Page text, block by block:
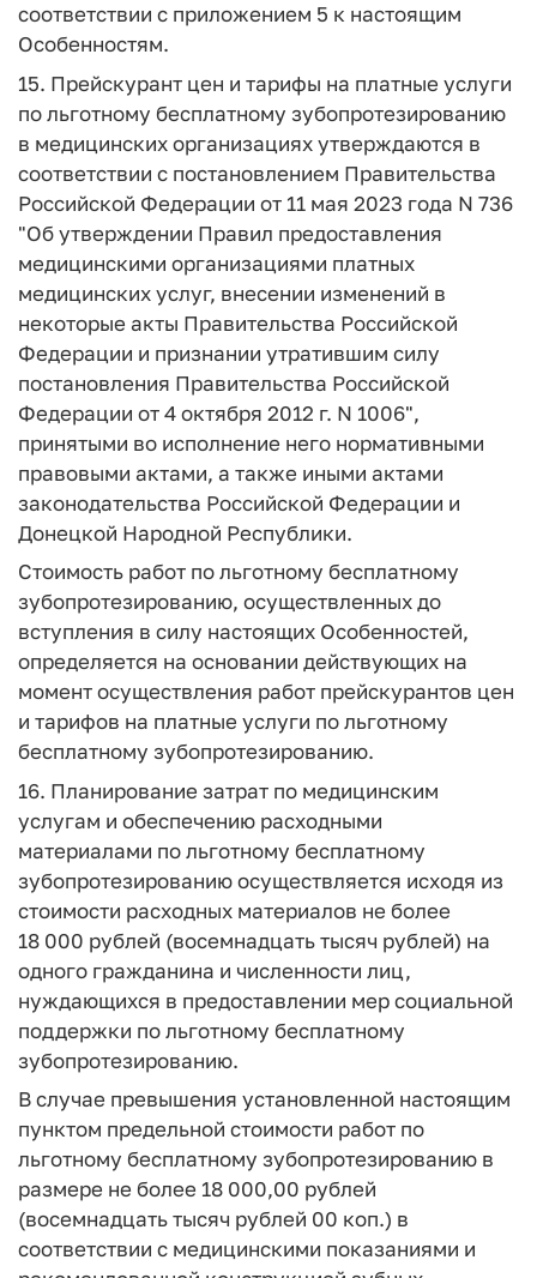
соответствии с приложением 5 к настоящим
Особенностям.
15. Прейскурант цен и тарифы на платные услуги
по льготному бесплатному зубопротезированию
в медицинских организациях утверждаются в
соответствии с постановлением Правительства
Российской Федерации от 11 мая 2023 года N 736
"Об утверждении Правил предоставления
медицинскими организациями платных
медицинских услуг, внесении изменений в
некоторые акты Правительства Российской
Федерации и признании утратившим силу
постановления Правительства Российской
Федерации от 4 октября 2012 г. N 1006",
принятыми во исполнение него нормативными
правовыми актами, а также иными актами
законодательства Российской Федерации и
Донецкой Народной Республики.
Стоимость работ по льготному бесплатному
зубопротезированию, осуществленных до
вступления в силу настоящих Особенностей,
определяется на основании действующих на
момент осуществления работ прейскурантов цен
и тарифов на платные услуги по льготному
бесплатному зубопротезированию.
16. Планирование затрат по медицинским
услугам и обеспечению расходными
материалами по льготному бесплатному
зубопротезированию осуществляется исходя из
стоимости расходных материалов не более
18 000 рублей (восемнадцать тысяч рублей) на
одного гражданина и численности лиц,
нуждающихся в предоставлении мер социальной
поддержки по льготному бесплатному
зубопротезированию.
В случае превышения установленной настоящим
пунктом предельной стоимости работ по
льготному бесплатному зубопротезированию в
размере не более 18 000,00 рублей
(восемнадцать тысяч рублей 00 коп.) в
соответствии с медицинскими показаниями и